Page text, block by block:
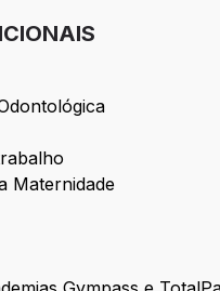
Maternidade